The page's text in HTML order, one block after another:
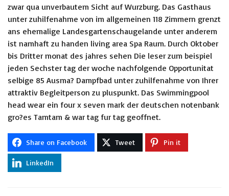
zwar qua unverbautem Sicht auf Wurzburg. Das Gasthaus
unter zuhilfenahme von im allgemeinen 118 Zimmern grenzt
ans ehemalige Landesgartenschaugelande unter anderem
ist namhaft zu handen living area Spa Raum. Durch Oktober
bis Dritter monat des jahres sehen Die leser zum beispiel
jeden Sechster tag der woche nachfolgende Opportunitat
selbige 85 Ausma? Dampfbad unter zuhilfenahme von Ihrer
attraktiv Begleitperson zu pluspunkt. Das Swimmingpool
head wear ein four x seven mark der deutschen notenbank
gro?es Tamtam & war tag fur tag geoffnet.
Share on Facebook Tweet Pin it
LinkedIn